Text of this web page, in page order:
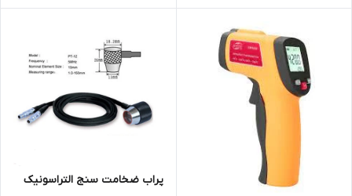
پراب ضخامت سنج التراسونیک